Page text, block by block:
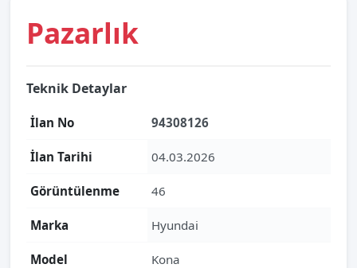
Pazarlık
Teknik Detaylar
İlan No 94308126
İlan Tarihi 04.03.2026
Görüntülenme 46
Marka Hyundai
Model Kona